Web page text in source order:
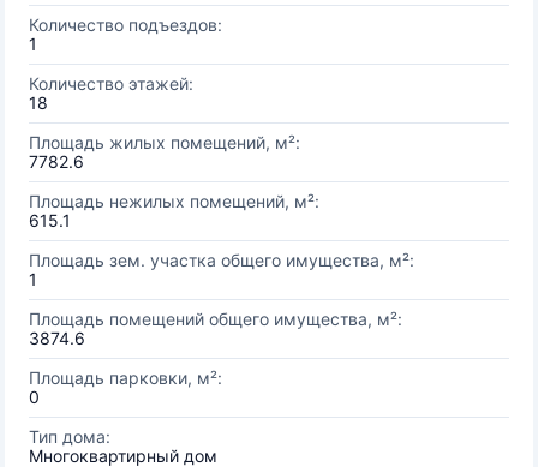
Количество подъездов:
1
Количество этажей:
18
Площадь жилых помещений, м²:
7782.6
Площадь нежилых помещений, м²:
615.1
Площадь зем. участка общего имущества, м²:
1
Площадь помещений общего имущества, м²:
3874.6
Площадь парковки, м²:
0
Тип дома:
Многоквартирный дом